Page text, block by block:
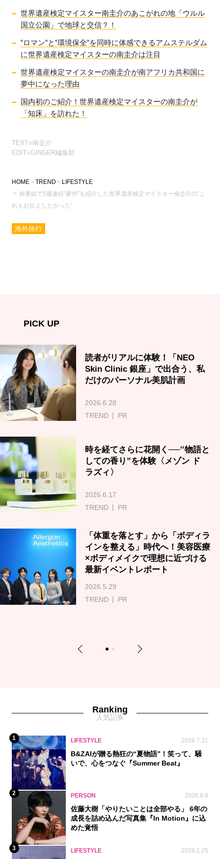
世界遺産検定マイスター南圭介のあこがれの地「ウルル
国立公園」で地球と交信？！
‟ロマン”と‟環境保全”を同時に体感できるアムステルダム
に世界遺産検定マイスターの南圭介は注目
世界遺産検定マイスターの南圭介が南アフリカ共和国に
夢中になった理由
国内初のご紹介！世界遺産検定マイスターの南圭介が
「知床」を訪れた！
TEXT=南圭介
EDIT=GINGER編集部
HOME TREND
LIFESTYLE
旅番組で5週連続‟豪州”を紹介した世界遺産検定マイスター南圭介の‟こ
れもお伝えしたかった”
海外旅行
PICK UP
読者がリアルに体験！「NEO
Skin Clinic 銀座」で出合う、私
だけのパーソナル美肌計画
2026.6.28
TREND
PR
時を経てさらに花開く──‟物語と
しての香り”を体験〈メゾン ド
ラズィ〉
2026.6.17
TREND
PR
「体重を落とす」から「ボディラ
インを整える」時代へ！美容医療
×ボディメイクで理想に近づける
最新イベントレポート
2026.5.29
TREND
PR
Previous 1 2 Next
Ranking
人気記事
1 LIFESTYLE 2026.7.31
B&ZAIが贈る熱狂の“夏物語”！笑って、騒
いで、心をつなぐ『Summer Beat』
2 PERSON 2026.8.6
佐藤大樹「やりたいことは全部やる」 6年の
成長を詰め込んだ写真集『In Motion』に込
めた覚悟
3 LIFESTYLE 2026.1.25